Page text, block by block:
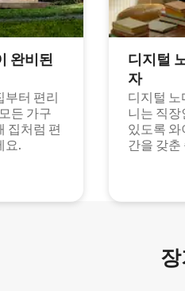
완비된
부터 편리
든 가구
집처럼 편
요.
디지털
자
디지털
니는 직장
있도록 와
간을 갖춘